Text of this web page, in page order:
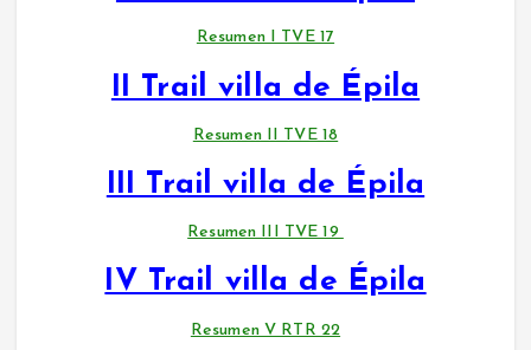
Resumen I TVE 17
II Trail villa de Épila
Resumen II TVE 18
III Trail villa de Épila
Resumen III TVE 19
IV Trail villa de Épila
Resumen V RTR 22